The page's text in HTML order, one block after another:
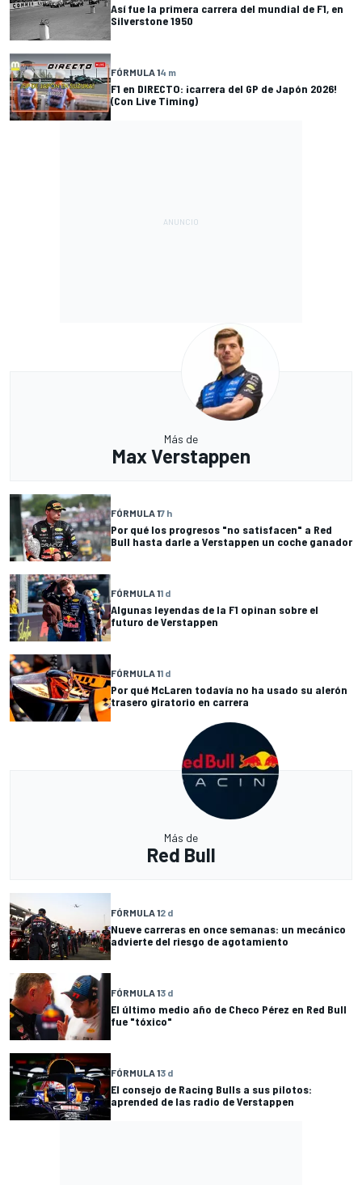
Así fue la primera carrera del mundial de F1, en
Silverstone 1950
FÓRMULA 14 m
F1 en DIRECTO: ¡carrera del GP de Japón 2026!
(Con Live Timing)
Más de
Max Verstappen
FÓRMULA 17 h
Por qué los progresos "no satisfacen" a Red
Bull hasta darle a Verstappen un coche ganador
FÓRMULA 11 d
Algunas leyendas de la F1 opinan sobre el
futuro de Verstappen
FÓRMULA 11 d
Por qué McLaren todavía no ha usado su alerón
trasero giratorio en carrera
Más de
Red Bull
FÓRMULA 12 d
Nueve carreras en once semanas: un mecánico
advierte del riesgo de agotamiento
FÓRMULA 13 d
El último medio año de Checo Pérez en Red Bull
fue "tóxico"
FÓRMULA 13 d
El consejo de Racing Bulls a sus pilotos:
aprended de las radio de Verstappen